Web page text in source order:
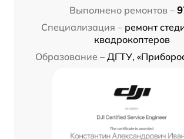
Выполнено ремонтов –
Специализация – ремонт
квадрокоптеров
Образование – ДГТУ,